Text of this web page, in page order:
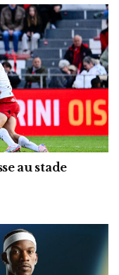
au stade